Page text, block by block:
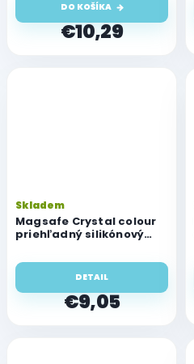
€10,29
DO KOŠÍKA
Magsafe Crystal colour
priehľadný silikónový
Pro
Skladem
€9,05
DETAIL